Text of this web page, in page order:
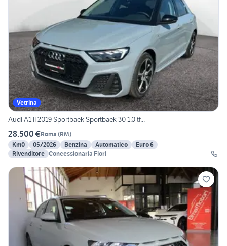
Vetrina
Audi A1 II 2019 Sportback Sportback 30 1.0 tf...
28.500 €Roma (RM)
Km0
05/2026 Benzina Automatico
Euro 6
Rivenditore Concessionaria Fiori